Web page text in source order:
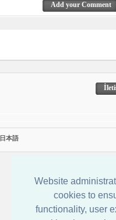
Website
cookies to
functionality, user
Add your Comment
日本語